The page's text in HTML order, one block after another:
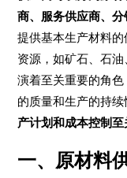
商、服务供应商、分
提供基本生产材料
资源，如矿石、石
演着至关重要的角
的质量和生产的持续
产计划和成本控制至
一、原材料